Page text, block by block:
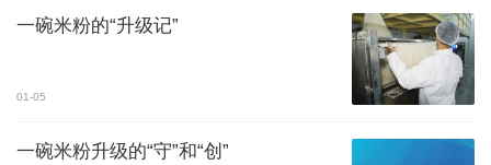
一碗米粉的“升级记”
01-05
一碗米粉升级的“守”和“创”